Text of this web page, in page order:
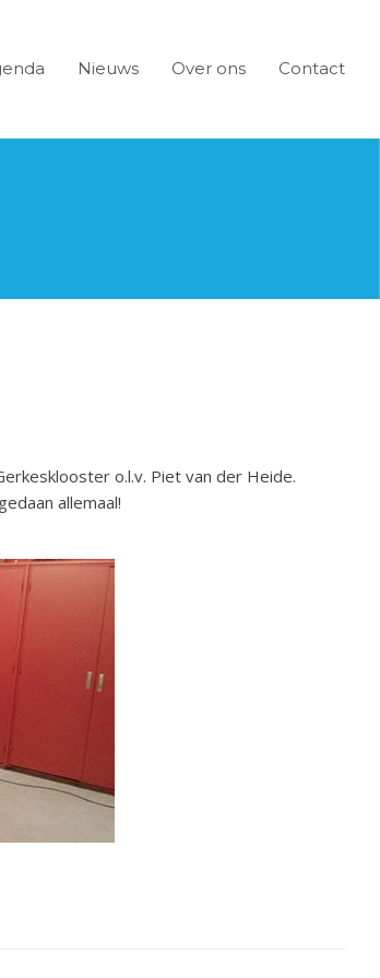
Nieuws Over ons Contact
o.l.v. Piet van der Heide.
allemaal!